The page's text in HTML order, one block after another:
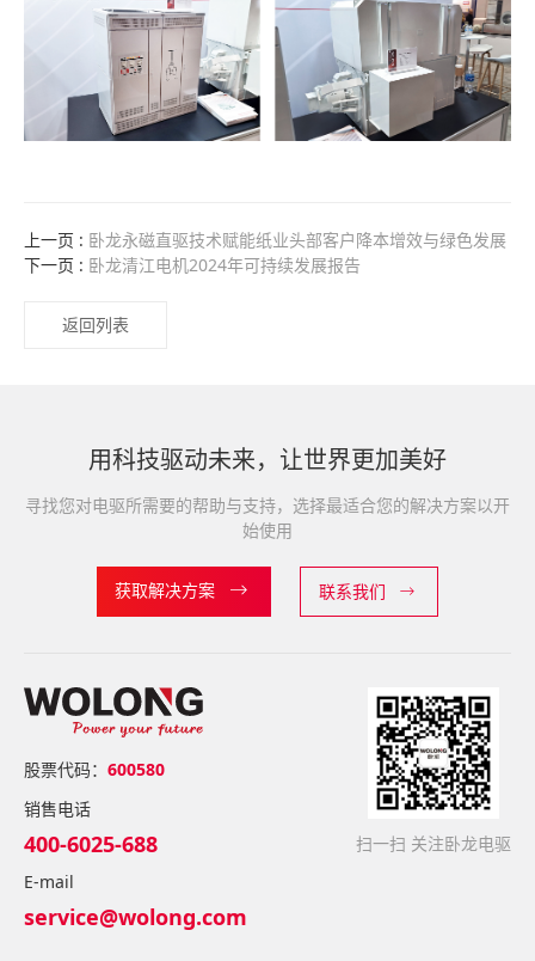
上一页 : 卧龙永磁直驱技术赋能纸业头部客户降本增效与绿色发展
下一页 : 卧龙清江电机2024年可持续发展报告
返回列表
用科技驱动未来，让世界更加美好
寻找您对电驱所需要的帮助与支持，选择最适合您的解决方案以开
始使用
获取解决方案 联系我们
股票代码： 600580
销售电话
400-6025-688
E-mail
service@wolong.com
扫一扫 关注卧龙电驱